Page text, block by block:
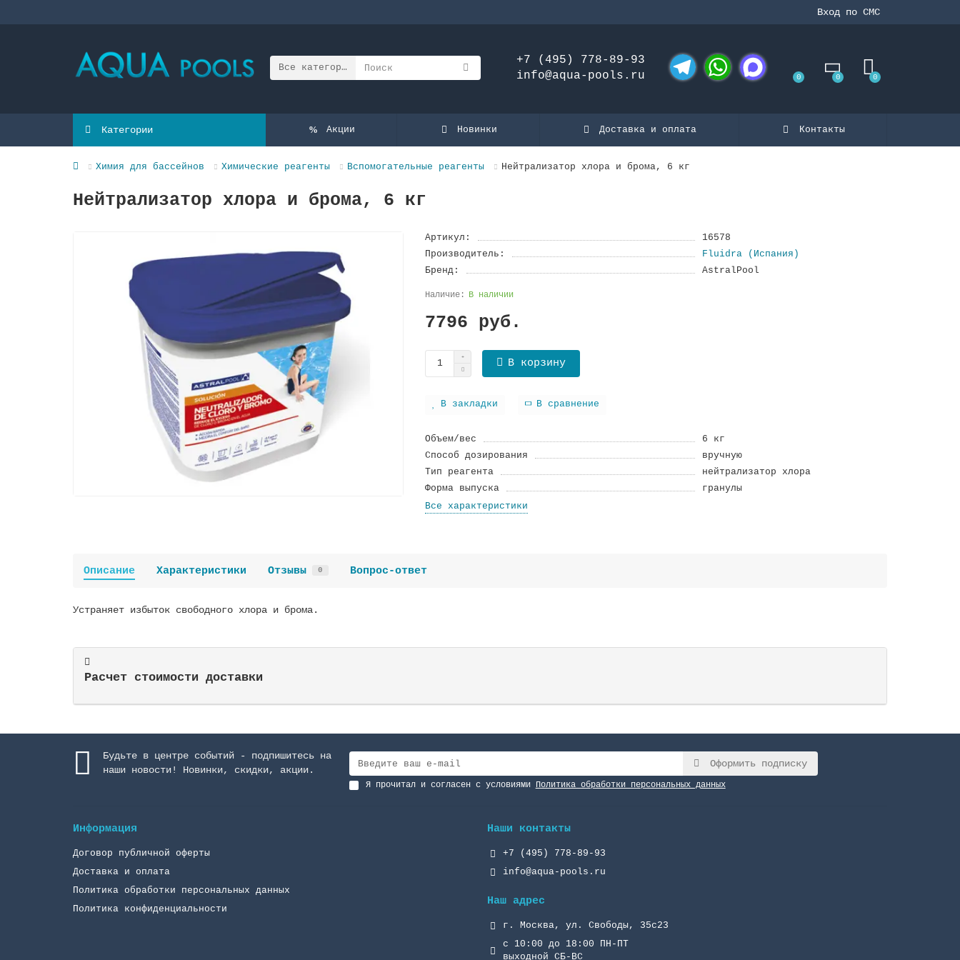
Вход по СМС
Все категории
+7 (495) 778-89-93
info@aqua-pools.ru
0 0 0
Категории Акции Новинки Доставка и оплата Контакты
Химия для бассейнов Химические реагенты Вспомогательные реагенты Нейтрализатор хлора и брома, 6 кг
Нейтрализатор хлора и брома, 6 кг
Артикул:
16578
Производитель:
Fluidra (Испания)
Бренд:
AstralPool
В наличии
7796 руб.
В корзину
В закладки В сравнение
Объем/вес
6 кг
Способ дозирования
вручную
Тип реагента
нейтрализатор хлора
Форма выпуска
гранулы
Все характеристики
Описание Характеристики Отзывы 0 Вопрос-ответ
Устраняет избыток свободного хлора и брома.
Расчет стоимости доставки
Будьте в центре событий - подпишитесь на
наши новости! Новинки, скидки, акции.
Оформить подписку
Я прочитал и согласен с условиями Политика обработки персональных данных
Информация
Договор публичной оферты
Доставка и оплата
Политика обработки персональных данных
Политика конфиденциальности
Наши контакты
+7 (495) 778-89-93
info@aqua-pools.ru
Наш адрес
г. Москва, ул. Свободы, 35с23
с 10:00 до 18:00 ПН-ПТ
выходной СБ-ВС